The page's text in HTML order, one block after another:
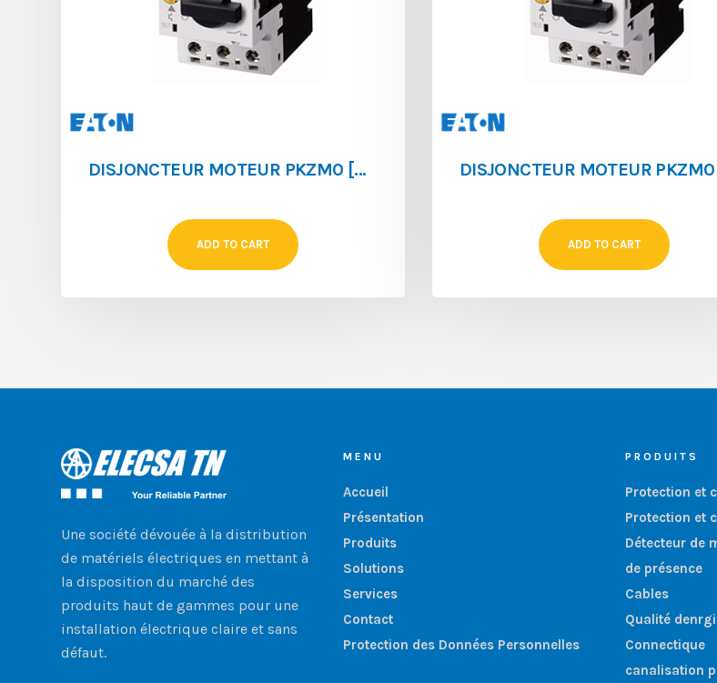
DISJONCTEUR MOTEUR PKZM0 [0.4 ‐ 0.63]
ADD TO CART ADD TO CART
Une société dévouée à la distribution
de matériels électriques en mettant à
la disposition du marché des
produits haut de gammes pour une
installation électrique claire et sans
défaut.
MENU
Accueil
Présentation
Produits
Solutions
Services
Contact
Protection des Données Personnelles
PRODUITS
Protection et
Protection et
Détecteur de
de présence
Cables
Qualité
Connectique
canalisation